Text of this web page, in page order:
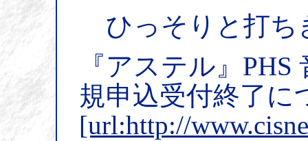
ひっそりと打ち
『アステル』
規申込受付終了に
[url:http://